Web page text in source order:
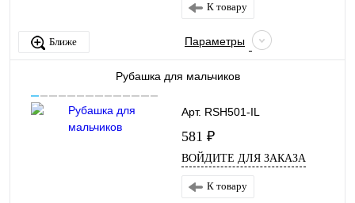
Ближе
К товару
Параметры
Рубашка для мальчиков
Арт. RSH501-IL
581 ₽
ВОЙДИТЕ ДЛЯ ЗАКАЗА
К товару